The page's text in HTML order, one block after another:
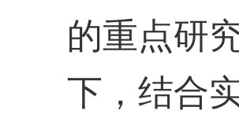
的重点研
下，结合